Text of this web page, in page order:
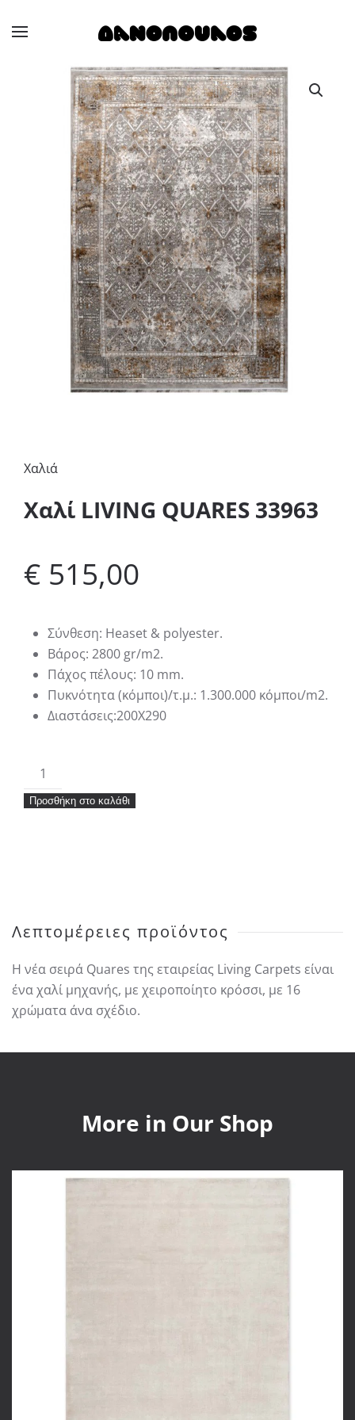
Skip to main content
Χαλιά
Xαλί LIVING QUARES 33963
€ 515,00
Σύνθεση: Heaset & polyester.
Βάρος: 2800 gr/m2.
Πάχος πέλους: 10 mm.
Πυκνότητα (κόμποι)/τ.μ.: 1.300.000 κόμποι/m2.
Διαστάσεις:200X290
Xαλί
LIVING
QUARES
Προσθήκη στο καλάθι
Λεπτομέρειες προϊόντος
Η νέα σειρά Quares της εταιρείας Living Carpets είναι
ένα χαλί μηχανής, με χειροποίητο κρόσσι, με 16
χρώματα άνα σχέδιο.
More in Our Shop